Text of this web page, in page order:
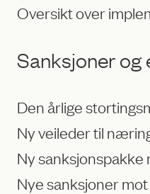
Oversikt over
Sanksjoner
Den årlige
Ny veileder til
Ny sanksjonspakke
Nye sanksjoner